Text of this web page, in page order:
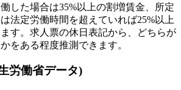
した場合は35%以上の割増賃金、所定
法定労働時間を超えていれば25%以上
す。求人票の休日表記から、どちらが
をある程度推測できます。
労働省データ)